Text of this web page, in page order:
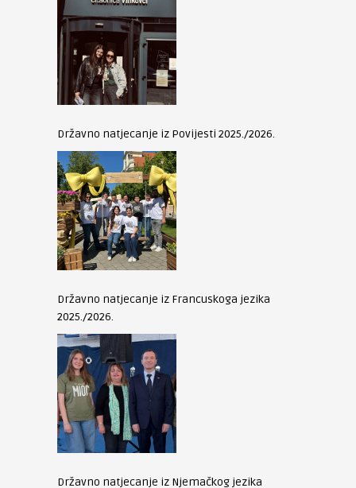
Državno natjecanje iz Povijesti 2025./2026.
Državno natjecanje iz Francuskoga jezika
2025./2026.
Državno natjecanje iz Njemačkog jezika